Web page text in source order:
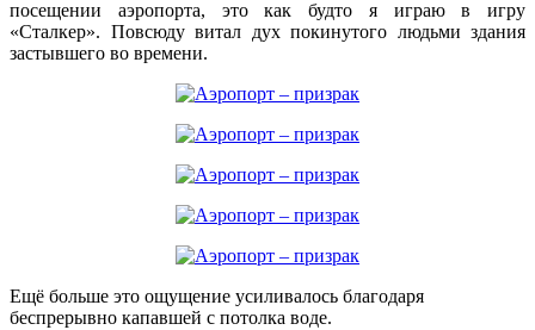
посещении аэропорта, это как будто я играю в игру
«Сталкер». Повсюду витал дух покинутого людьми здания
застывшего во времени.
Ещё больше это ощущение усиливалось благодаря
беспрерывно капавшей с потолка воде.